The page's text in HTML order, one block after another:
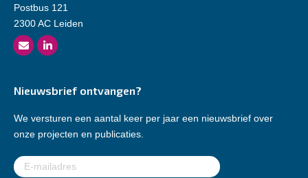
Postbus 121
2300 AC Leiden
Nieuwsbrief ontvangen?
We versturen een aantal keer per jaar een nieuwsbrief over
onze projecten en publicaties.
E-